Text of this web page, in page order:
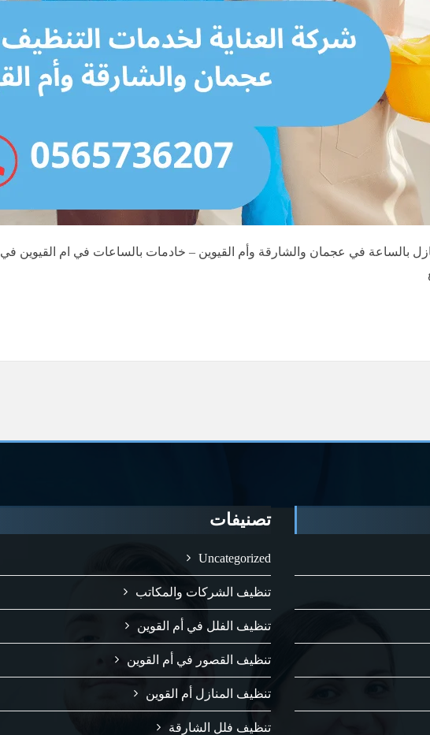
بالساعة في عجمان والشارقة وأم القيوين – خادمات بالساعات في ام القيوين في
في ام القيوين/0565736207/خصم30%
تصنيفات
Uncategorized
تنظيف الشركات والمكاتب
تنظيف الفلل في أم القوين
تنظيف القصور في أم القوين
تنظيف المنازل أم القوين
تنظيف فلل الشارقة